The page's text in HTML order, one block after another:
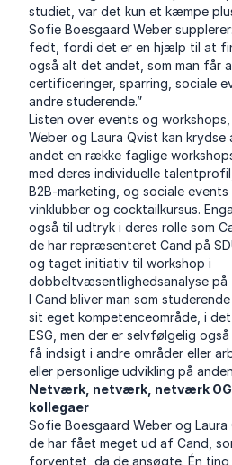
studiet, var det kun et kæmpe
Sofie Boesgaard Weber
fedt, fordi det er en hjælp til at
også alt det andet, som man får
certificeringer, sparring, sociale
andre studerende.”
Listen over events og
Weber og Laura Qvist kan
andet en række faglige
med deres individuelle
B2B-marketing, og sociale
vinklubber og cocktailkursus.
også til udtryk i deres rolle som
de har repræsenteret Cand på
og taget initiativ til workshop i
dobbeltvæsentlighedsanalyse
I Cand bliver man som
sit eget kompetenceområde, i
ESG, men der er selvfølgelig
få indsigt i andre områder eller
eller personlige udvikling på
Netværk, netværk, netværk OG
kollegaer
Sofie Boesgaard Weber og
de har fået meget ud af Cand,
forventet, da de ansøgte. Én